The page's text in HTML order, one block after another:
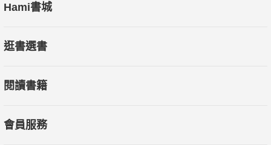
Hami書城
逛書選書
閱讀書籍
會員服務